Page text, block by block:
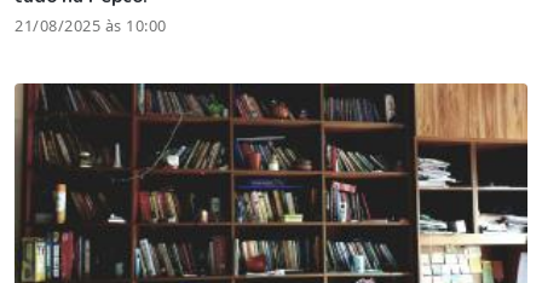
21/08/2025 às 10:00